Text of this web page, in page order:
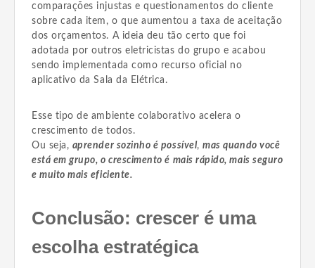
comparações injustas e questionamentos do cliente
sobre cada item, o que aumentou a taxa de aceitação
dos orçamentos. A ideia deu tão certo que foi
adotada por outros eletricistas do grupo e acabou
sendo implementada como recurso oficial no
aplicativo da Sala da Elétrica.
Esse tipo de ambiente colaborativo acelera o
crescimento de todos.
Ou seja, aprender sozinho é possível,mas quando você
está em grupo, o crescimento é mais rápido, mais seguro
e muito mais eficiente.
Conclusão: crescer é uma
escolha estratégica